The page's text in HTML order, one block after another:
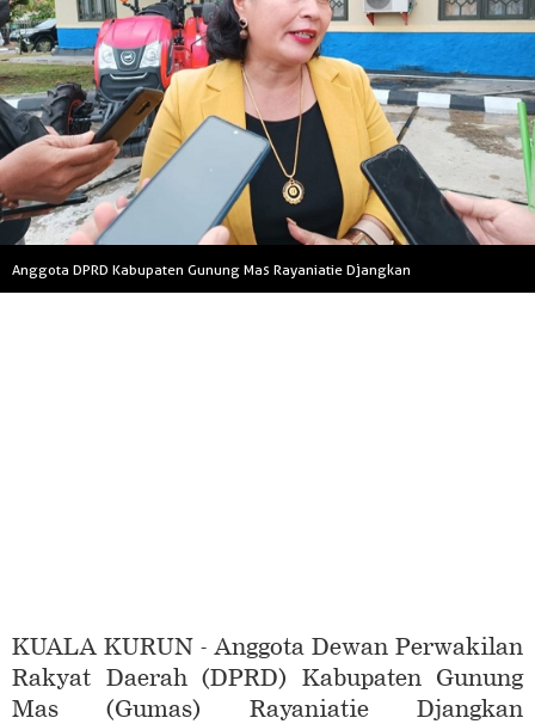
Anggota DPRD Kabupaten Gunung Mas Rayaniatie Djangkan
KUALA KURUN - Anggota Dewan Perwakilan
Rakyat Daerah (DPRD) Kabupaten Gunung
Mas (Gumas) Rayaniatie Djangkan